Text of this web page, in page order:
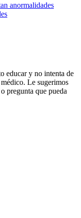
anormalidades
educar y no intenta de
Le sugerimos
pregunta que pueda